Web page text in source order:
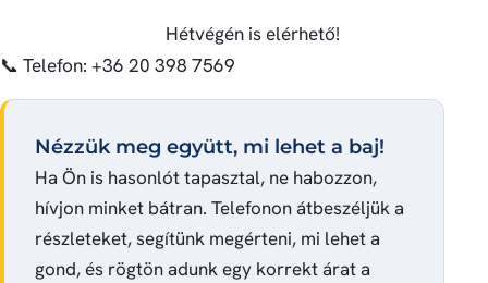
Hétvégén is elérhető!
📞 Telefon: +36 20 398 7569
Nézzük meg együtt, mi lehet a baj!
Ha Ön is hasonlót tapasztal, ne habozzon,
hívjon minket bátran. Telefonon átbeszéljük a
részleteket, segítünk megérteni, mi lehet a
gond, és rögtön adunk egy korrekt árat a